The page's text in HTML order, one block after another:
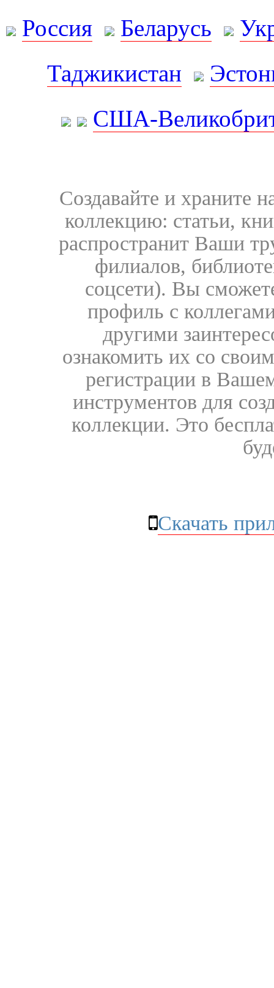
Россия Беларусь
Таджикистан
США-
Создавайте и храните
коллекцию: статьи,
распространит Ваши
филиалов,
соцсети). Вы
профиль с
другими
ознакомить их со
регистрации в
инструментов для
коллекции. Это
Скачать